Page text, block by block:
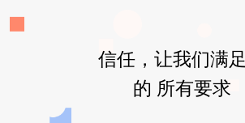
信任，让我们满
的 所有要求